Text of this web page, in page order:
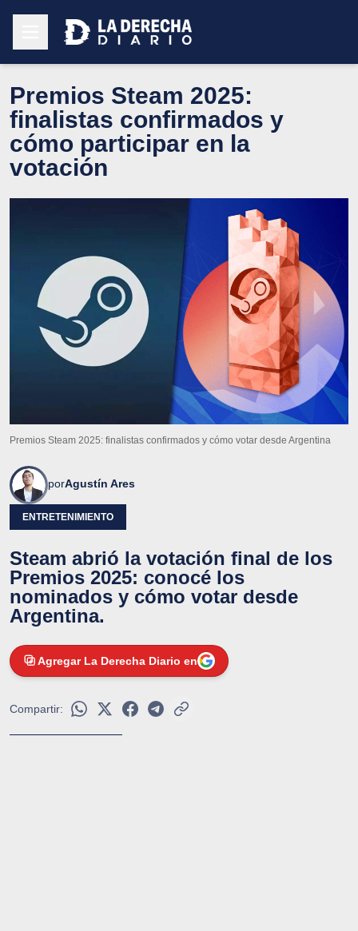
Premios Steam 2025:
finalistas confirmados y
cómo participar en la
votación
Premios Steam 2025: finalistas confirmados y cómo votar desde Argentina
porAgustín Ares
ENTRETENIMIENTO
Steam abrió la votación final de los
Premios 2025: conocé los
nominados y cómo votar desde
Argentina.
Agregar La Derecha Diario en
Compartir: